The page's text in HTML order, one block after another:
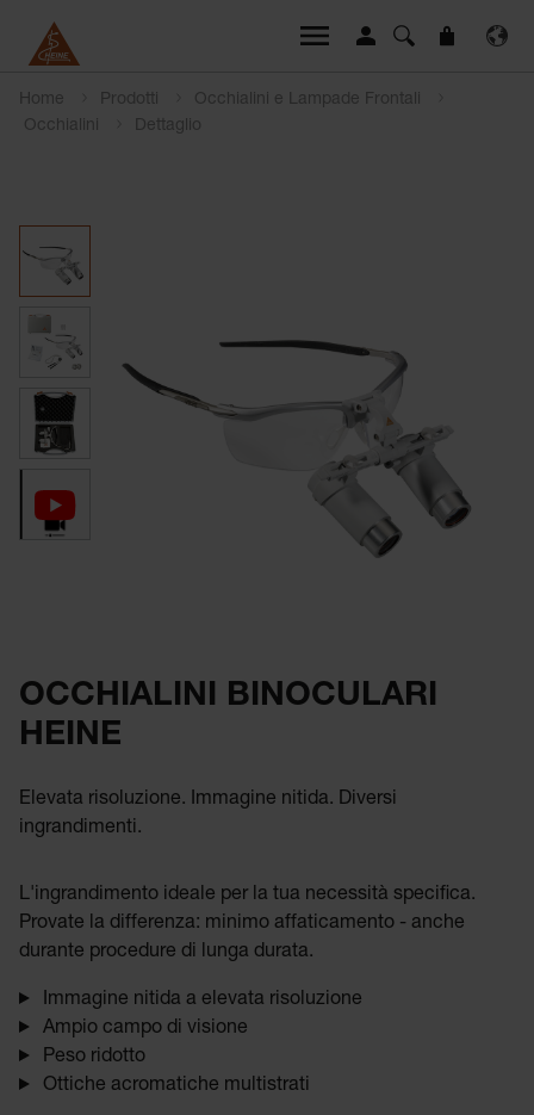
Home Prodotti
Occhialini e Lampade Frontali
Occhialini
Dettaglio
OCCHIALINI BINOCULARI
HEINE
Elevata risoluzione. Immagine nitida. Diversi
ingrandimenti.
L'ingrandimento ideale per la tua necessità specifica.
Provate la differenza: minimo affaticamento - anche
durante procedure di lunga durata.
Immagine nitida a elevata risoluzione
Ampio campo di visione
Peso ridotto
Ottiche acromatiche multistrati